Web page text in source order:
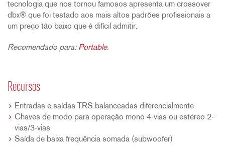
tecnologia que nos tornou famosos apresenta um crossover
dbx® que foi testado aos mais altos padrões profissionais a
um preço tão baixo que é difícil admitir.
Recomendado para: Portable.
Recursos
Entradas e saídas TRS balanceadas diferencialmente
Chaves de modo para operação mono 4-vias ou estéreo 2-
vias/3-vias
Saída de baixa frequência somada (subwoofer)